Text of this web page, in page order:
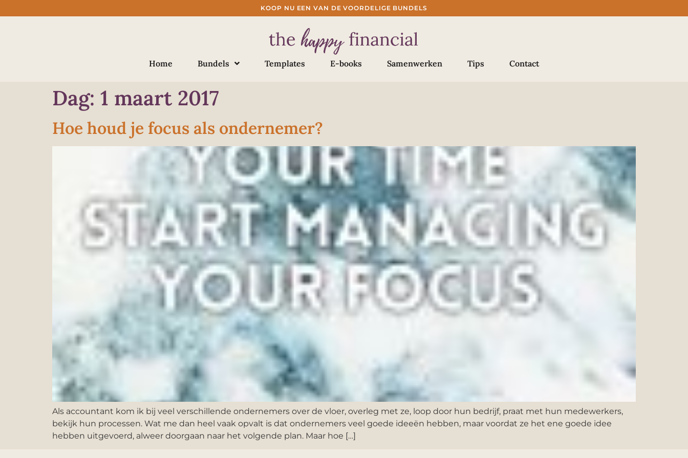
KOOP NU EEN VAN DE VOORDELIGE BUNDELS
Home Bundels Templates E-books Samenwerken Tips Contact
Dag: 1 maart 2017
Hoe houd je focus als ondernemer?
Als accountant kom ik bij veel verschillende ondernemers over de vloer, overleg met ze, loop door hun bedrijf, praat met hun medewerkers,
bekijk hun processen. Wat me dan heel vaak opvalt is dat ondernemers veel goede ideeën hebben, maar voordat ze het ene goede idee
hebben uitgevoerd, alweer doorgaan naar het volgende plan. Maar hoe […]